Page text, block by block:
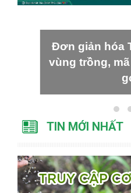
Đơn giản hóa
vùng trồng,
TIN MỚI NHẤT